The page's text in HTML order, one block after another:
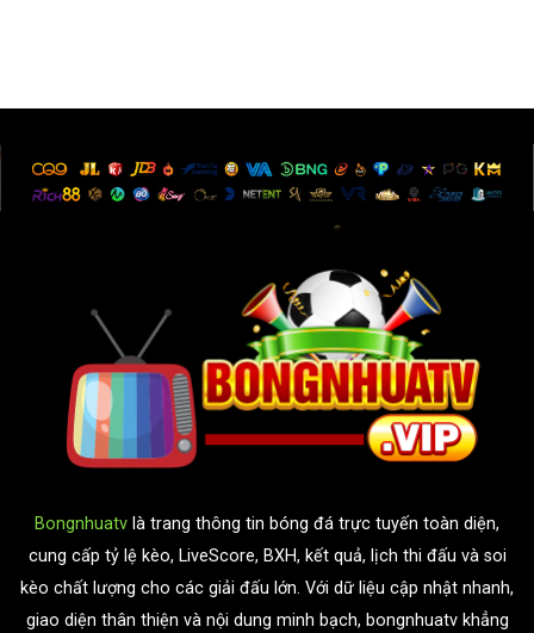
Bongnhuatv là trang thông tin bóng đá trực tuyến toàn diện,
cung cấp tỷ lệ kèo, LiveScore, BXH, kết quả, lịch thi đấu và soi
kèo chất lượng cho các giải đấu lớn. Với dữ liệu cập nhật nhanh,
giao diện thân thiện và nội dung minh bạch, bongnhuatv khẳng